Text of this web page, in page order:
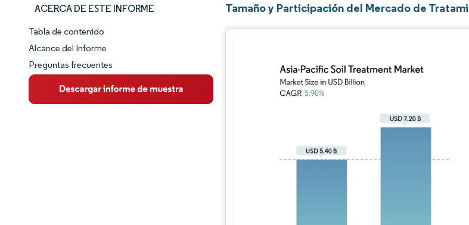
ACERCA DE ESTE INFORME
Panorama del Mercado
Visión General del Mercado
Tendencias Principales del Mercado
Tabla de contenido
Alcance del Informe
Preguntas frecuentes
Tamaño y Participación del Mercado de